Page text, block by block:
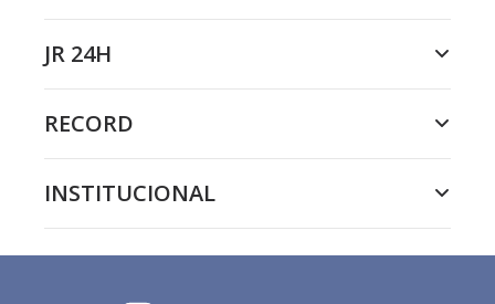
JR 24H
RECORD
INSTITUCIONAL